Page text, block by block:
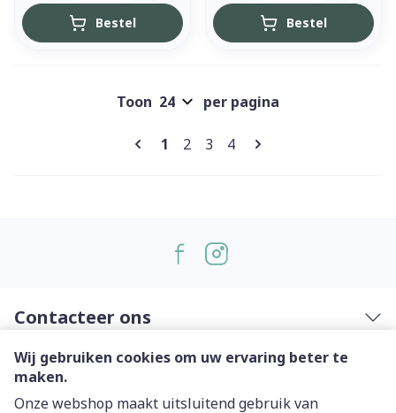
Wij gebruiken cookies om uw ervaring beter te
maken.
Onze webshop maakt uitsluitend gebruik van
Bestel Bestel
Pagina's
U lees momenteel pagina
1 Pagina
2 Pagina
3 Pagina
4
Toon per pagina
Contacteer ons
Nuttige links